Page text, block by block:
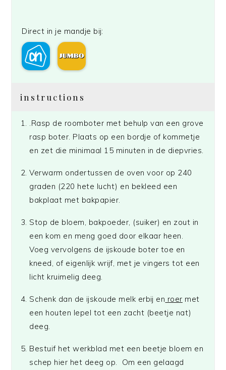
Direct in je mandje bij:
instructions
.Rasp de roomboter met behulp van een grove
rasp boter. Plaats op een bordje of kommetje
en zet die minimaal 15 minuten in de diepvries.
Verwarm ondertussen de oven voor op 240
graden (220 hete lucht) en bekleed een
bakplaat met bakpapier.
Stop de bloem, bakpoeder, (suiker) en zout in
een kom en meng goed door elkaar heen.
Voeg vervolgens de ijskoude boter toe en
kneed, of eigenlijk wrijf, met je vingers tot een
licht kruimelig deeg.
Schenk dan de ijskoude melk erbij en roer met
een houten lepel tot een zacht (beetje nat)
deeg.
Bestuif het werkblad met een beetje bloem en
schep hier het deeg op. Om een gelaagd